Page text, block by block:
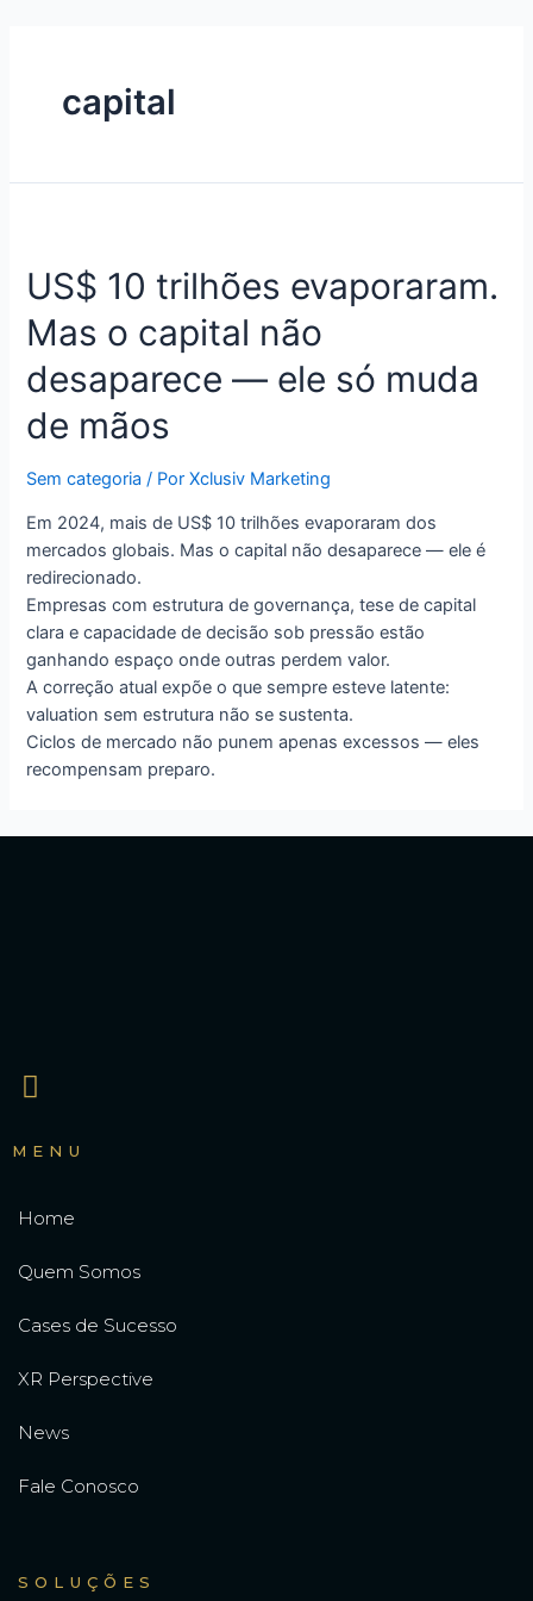
capital
US$ 10 trilhões evaporaram.
Mas o capital não
desaparece — ele só muda
de mãos
Sem categoria / PorXclusiv Marketing
Em 2024, mais de US$ 10 trilhões evaporaram dos
mercados globais. Mas o capital não desaparece — ele é
redirecionado.
Empresas com estrutura de governança, tese de capital
clara e capacidade de decisão sob pressão estão
ganhando espaço onde outras perdem valor.
A correção atual expõe o que sempre esteve latente:
valuation sem estrutura não se sustenta.
Ciclos de mercado não punem apenas excessos — eles
recompensam preparo.
MENU
Home
Quem Somos
Cases de Sucesso
XR Perspective
News
Fale Conosco
SOLUÇÕES